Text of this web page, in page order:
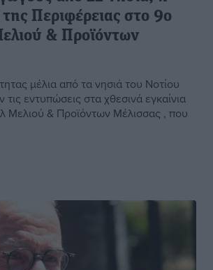
Περιφέρειας στο 9ο
& Προϊόντων
μέλια από τα νησιά του Νοτίου
τις εντυπώσεις στα χθεσινά εγκαίνια
Μελιού & Προϊόντων Μέλισσας , που